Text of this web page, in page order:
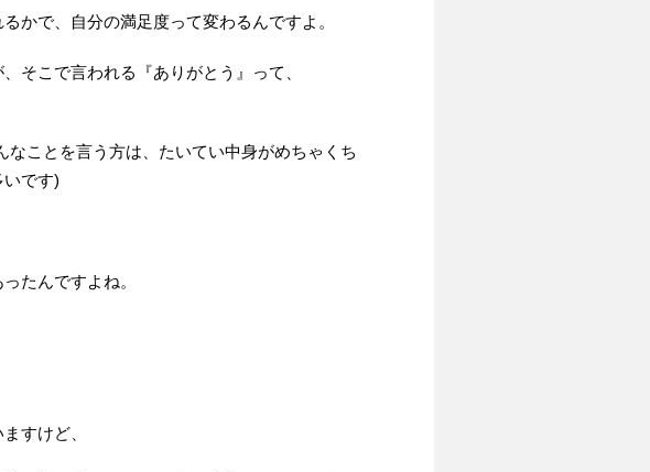
かで、自分の満足度って変わるんですよ。
そこで言われる『ありがとう』って、
なことを言う方は、たいてい中身がめちゃくち
です)
たんですよね。
すけど、